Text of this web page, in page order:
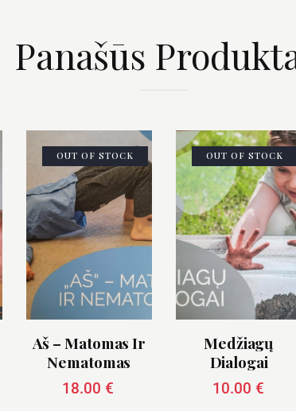
Panašūs
OUT OF STOCK
Aš – Matomas Ir
Nematomas
18.00€
OUT OF STOCK
Medžiagų
Dialogai
10.00 €